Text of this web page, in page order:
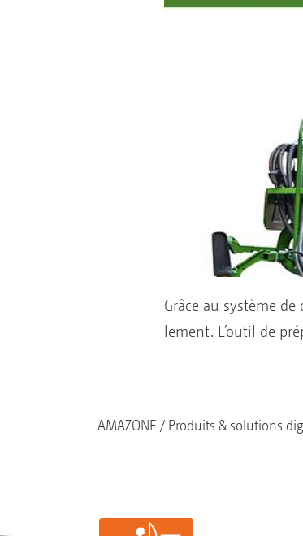
Grâce au système
lement. L’outil de
AMAZONE Produits & solutions